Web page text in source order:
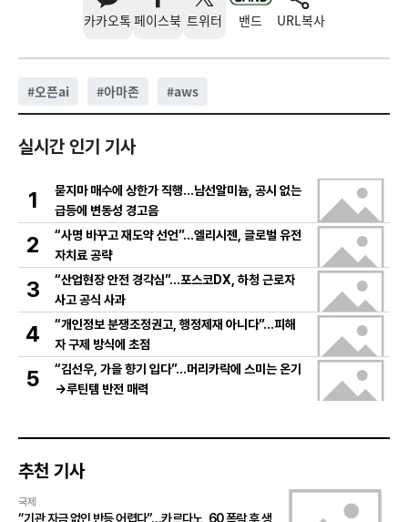
카카오톡 페이스북 트위터 밴드 URL복사
#오픈ai #아마존 #aws
실시간 인기 기사
1
묻지마 매수에 상한가 직행…남선알미늄, 공시 없는
급등에 변동성 경고음
2
“사명 바꾸고 재도약 선언”…엘리시젠, 글로벌 유전
자치료 공략
3
“산업현장 안전 경각심”…포스코DX, 하청 근로자
사고 공식 사과
4
“개인정보 분쟁조정권고, 행정제재 아니다”…피해
자 구제 방식에 초점
5
“김선우, 가을 향기 입다”…머리카락에 스미는 온기
→루틴템 반전 매력
추천 기사
국제
“기관 자금 없인 반등 어렵다”…카르다노, 60 폭락 후 생